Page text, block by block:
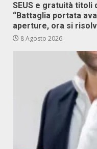
SEUS e gratuità titoli
“Battaglia portata
aperture, ora si
8 Agosto 2026